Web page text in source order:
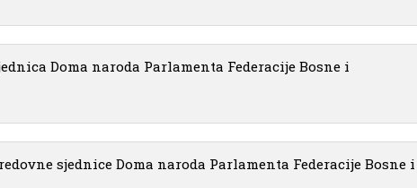
Doma naroda Parlamenta Federacije Bosne i
redovne sjednice Doma naroda Parlamenta Federacije Bosne i